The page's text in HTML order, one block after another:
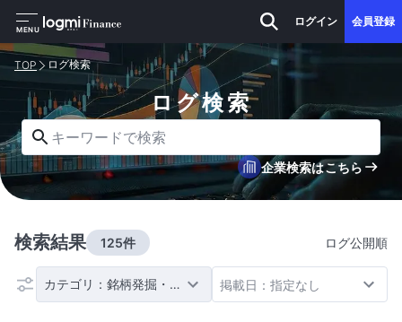
MENU
ログイン 会員登録
TOP ログ検索
ログ検索
企業検索はこちら
検索結果 125件 ログ公開順
カテゴリ：銘柄発掘・テーマ 掲載日：指定なし